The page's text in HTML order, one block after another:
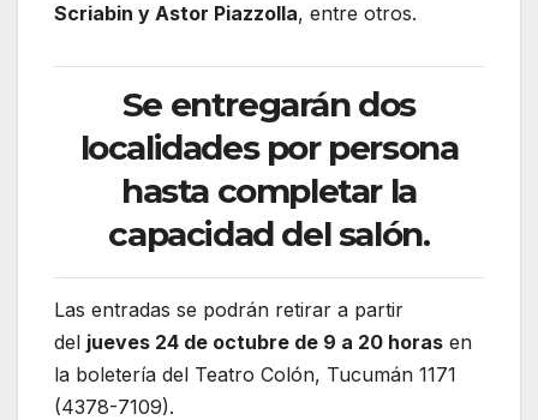
Scriabin y Astor Piazzolla, entre otros.
Se entregarán dos
localidades por persona
hasta completar la
capacidad del salón.
Las entradas se podrán retirar a partir
del jueves 24 de octubre de 9 a 20 horas en
la boletería del Teatro Colón, Tucumán 1171
(4378-7109).